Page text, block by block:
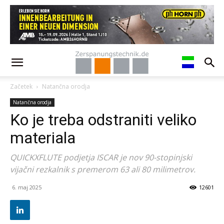
Začetek Natančna orodja
Natančna orodja
Ko je treba odstraniti veliko
materiala
QUICKXFLUTE podjetja ISCAR je nov 90-stopinjski
vijačni rezkalnik s premerom 63 ali 80 milimetrov.
6. maj 2025 12601